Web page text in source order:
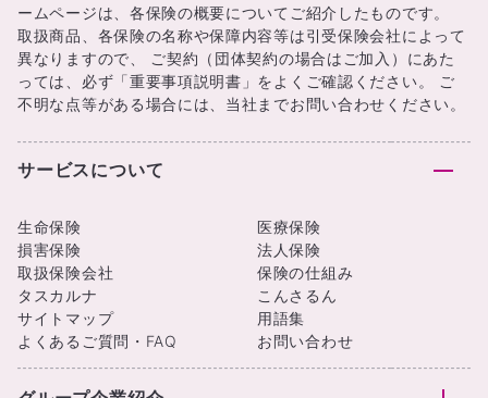
ームページは、各保険の概要についてご紹介したものです。
取扱商品、各保険の名称や保障内容等は引受保険会社によって
異なりますので、 ご契約（団体契約の場合はご加入）にあた
っては、必ず「重要事項説明書」をよくご確認ください。 ご
不明な点等がある場合には、当社までお問い合わせください。
サービスについて
生命保険
医療保険
損害保険
法人保険
取扱保険会社
保険の仕組み
タスカルナ
こんさるん
サイトマップ
用語集
よくあるご質問・FAQ
お問い合わせ